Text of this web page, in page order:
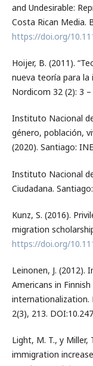
and Undesirable:
Costa Rican Media.
https://doi.org/
Hoijer, B. (2011).
nueva teoría para la
Nordicom 32 (2): 3
Instituto Nacional
género, población,
(2020). Santiago:
Instituto Nacional
Ciudadana.
Kunz, S. (2016).
migration
https://doi.org/
Leinonen, J. (2012).
Americans in
internationalization.
2(3), 213.
Light, M. T., y Miller,
immigration